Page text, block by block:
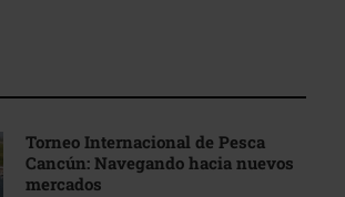
Torneo Internacional de Pesca
Cancún: Navegando hacia nuevos
mercados